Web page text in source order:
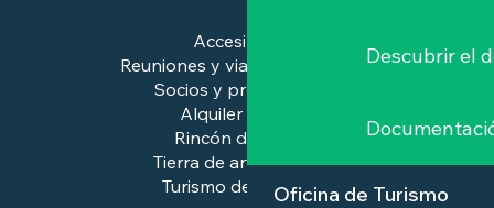
Descubrir el
Oficina de Turismo
Accesibilidad
Reuniones y viajes de negocios
Socios y profesionales
Alquiler de salas
Rincón de prensa
Tierra de arte e historia
Turismo de calidad™.